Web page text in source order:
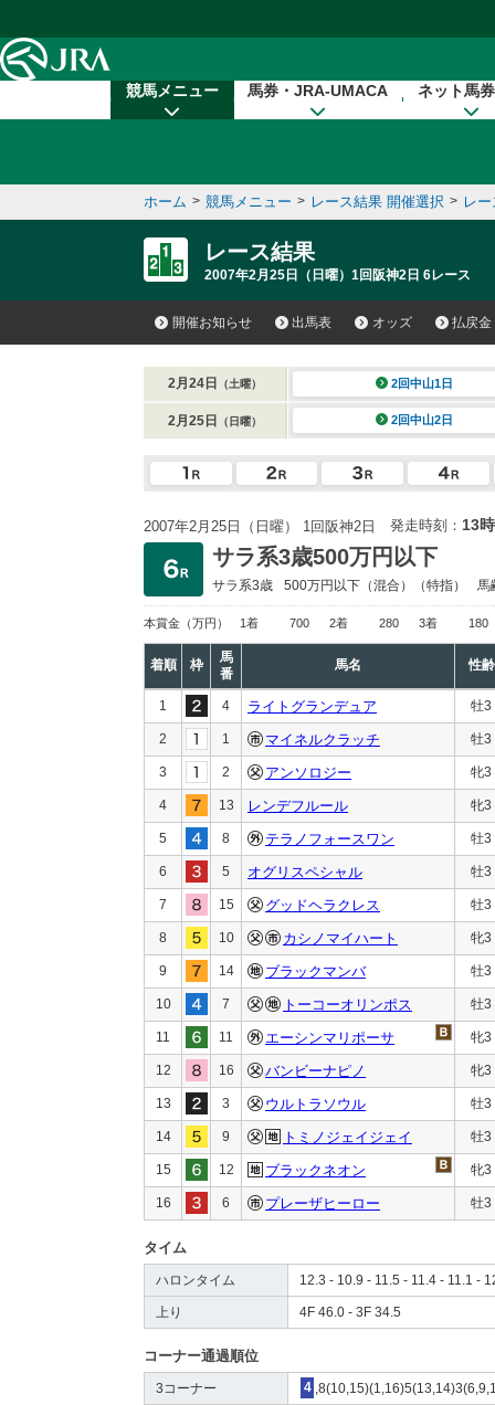
競馬メニュー 馬券・JRA-UMACA ネット馬
ホーム > 競馬メニュー > レース結果 開催選択 > レ
レース結果
2007年2月25日（日曜）1回阪神2日 6レース
開催お知らせ 出馬表 オッズ 払戻金
2月24日 （土曜） 2回中山1日
2月25日 （日曜） 2回中山2日
2007年2月25日（日曜） 1回阪神2日 発走時刻： 13
サラ系3歳500万円以下
サラ系3歳 500万円以下 （混合）（特指） 馬
本賞金 （万円） 1着 700 2着 280 3着 180
着順 枠
馬
番
馬名 性齢
1 4 ライトグランデュア 牡3
2 1 マイネルクラッチ 牡3
3 2 アンソロジー 牝3
4 13 レンデフルール 牝3
5 8 テラノフォースワン 牡3
6 5 オグリスペシャル 牡3
7 15 グッドヘラクレス 牡3
8 10 カシノマイハート 牝3
9 14 ブラックマンバ 牡3
10 7 トーコーオリンポス 牡3
11 11 エーシンマリポーサ 牝3
12 16 バンビーナピノ 牝3
13 3 ウルトラソウル 牡3
14 9 トミノジェイジェイ 牡3
15 12 ブラックネオン 牝3
16 6 プレーザヒーロー 牡3
タイム
ハロンタイム 12.3 - 10.9 - 11.5 - 11.4 - 11.1 -
上り 4F 46.0 - 3F 34.5
コーナー通過順位
3コーナー 4